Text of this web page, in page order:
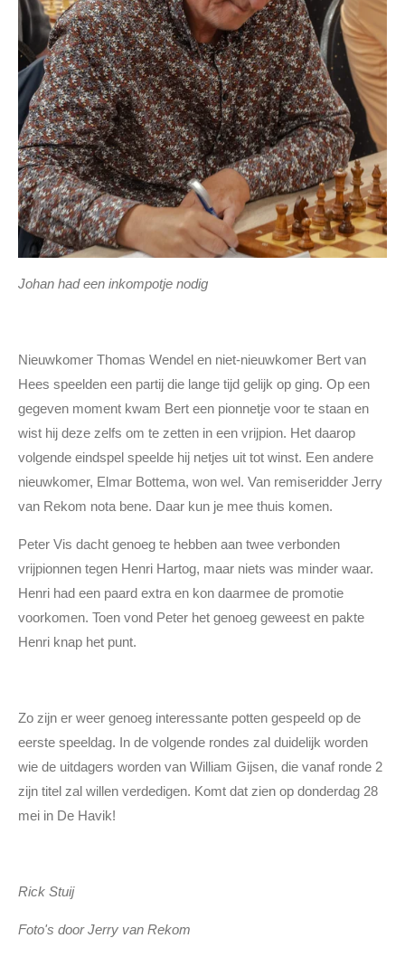
Johan had een inkompotje nodig
Nieuwkomer Thomas Wendel en niet-nieuwkomer Bert van
Hees speelden een partij die lange tijd gelijk op ging. Op een
gegeven moment kwam Bert een pionnetje voor te staan en
wist hij deze zelfs om te zetten in een vrijpion. Het daarop
volgende eindspel speelde hij netjes uit tot winst. Een andere
nieuwkomer, Elmar Bottema, won wel. Van remiseridder Jerry
van Rekom nota bene. Daar kun je mee thuis komen.
Peter Vis dacht genoeg te hebben aan twee verbonden
vrijpionnen tegen Henri Hartog, maar niets was minder waar.
Henri had een paard extra en kon daarmee de promotie
voorkomen. Toen vond Peter het genoeg geweest en pakte
Henri knap het punt.
Zo zijn er weer genoeg interessante potten gespeeld op de
eerste speeldag. In de volgende rondes zal duidelijk worden
wie de uitdagers worden van William Gijsen, die vanaf ronde 2
zijn titel zal willen verdedigen. Komt dat zien op donderdag 28
mei in De Havik!
Rick Stuij
Foto's door Jerry van Rekom